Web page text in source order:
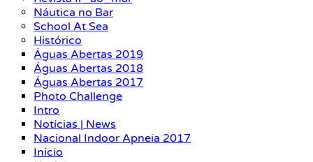
Náutica no Bar
School At Sea
Histórico
Águas Abertas 2019
Águas Abertas 2018
Águas Abertas 2017
Photo Challenge
Intro
Notícias | News
Nacional Indoor Apneia 2017
Início